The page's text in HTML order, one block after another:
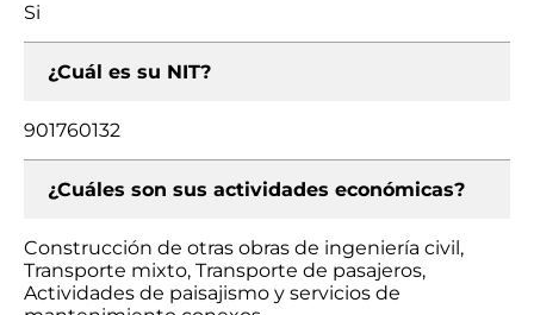
Si
¿Cuál es su NIT?
901760132
¿Cuáles son sus actividades económicas?
Construcción de otras obras de ingeniería civil,
Transporte mixto, Transporte de pasajeros,
Actividades de paisajismo y servicios de